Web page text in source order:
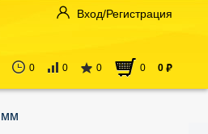
Вход/Регистрация
0 0 0 0 0 руб
мм